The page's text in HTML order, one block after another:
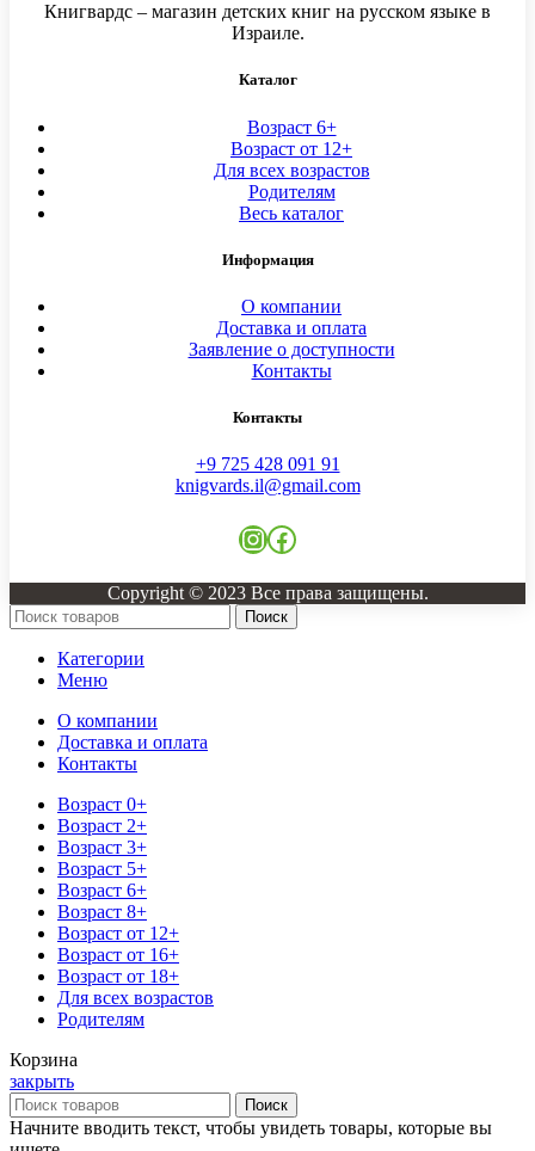
Книгвардс – магазин детских книг на русском языке в
Израиле.
Каталог
Возраст 6+
Возраст от 12+
Для всех возрастов
Родителям
Весь каталог
Информация
О компании
Доставка и оплата
Заявление о доступности
Контакты
Контакты
+9 725 428 091 91
knigvards.il@gmail.com
Instagram
Facebook
Copyright © 2023 Все права защищены.
Поиск
Категории
Меню
О компании
Доставка и оплата
Контакты
Возраст 0+
Возраст 2+
Возраст 3+
Возраст 5+
Возраст 6+
Возраст 8+
Возраст от 12+
Возраст от 16+
Возраст от 18+
Для всех возрастов
Родителям
Корзина
закрыть
Поиск
Начните вводить текст, чтобы увидеть товары, которые вы